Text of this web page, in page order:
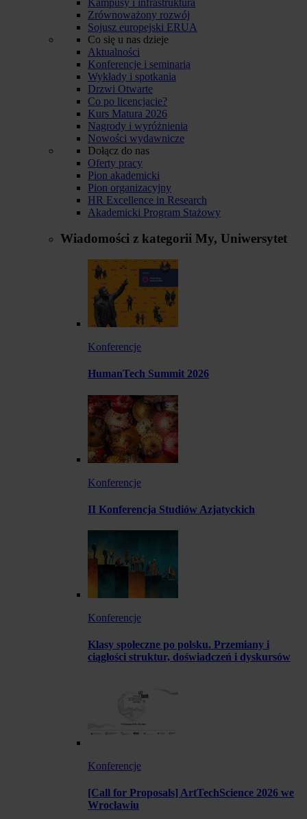
Zrównoważony rozwój
Sojusz europejski ERUA
Co się u nas dzieje
Aktualności
Konferencje i seminaria
Wykłady i spotkania
Drzwi Otwarte
Co po licencjacie?
Kurs Matura 2026
Nagrody i wyróżnienia
Nowości wydawnicze
Dołącz do nas
Oferty pracy
Pion akademicki
Pion organizacyjny
HR Excellence in Research
Akademicki Program Stażowy
Wiadomości z kategorii My, Uniwersytet
Konferencje
HumanTech Summit 2026
Konferencje
II Konferencja Studiów Azjatyckich
Konferencje
Klasy społeczne po polsku. Przemiany i
ciągłości struktur, doświadczeń i dyskursów
Konferencje
[Call for Proposals] ArtTechScience 2026 we
Wrocławiu